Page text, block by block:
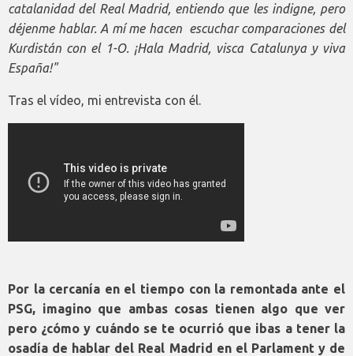
catalanidad del Real Madrid, entiendo que les indigne, pero
déjenme hablar. A mí me hacen escuchar comparaciones del
Kurdistán con el 1-O. ¡Hala Madrid, visca Catalunya y viva
España!"
Tras el vídeo, mi entrevista con él.
Por la cercanía en el tiempo con la remontada ante el
PSG, imagino que ambas cosas tienen algo que ver
pero ¿cómo y cuándo se te ocurrió que ibas a tener la
osadía de hablar del Real Madrid en el Parlament y de